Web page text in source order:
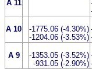
A 11
A 10
-1775.06 (-4.30%)
-1204.06 (-3.53%)
A 9
-1353.05 (-3.52%)
-931.05 (-2.90%)